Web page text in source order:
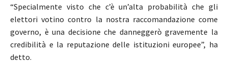
“Specialmente visto che c’è un’alta probabilità che gli
elettori votino contro la nostra raccomandazione come
governo, è una decisione che danneggerò gravemente la
credibilità e la reputazione delle istituzioni europee”, ha
detto.